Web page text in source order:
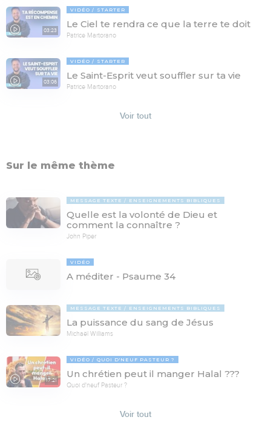
03:23
VIDÉO STARTER
Le Ciel te rendra ce que la terre te doit
Patrice Martorano
03:06
VIDÉO STARTER
Le Saint-Esprit veut souffler sur ta vie
Patrice Martorano
Voir tout
Sur le même thème
MESSAGE TEXTE ENSEIGNEMENTS BIBLIQUES
Quelle est la volonté de Dieu et
comment la connaître ?
John Piper
VIDÉO
A méditer - Psaume 34
MESSAGE TEXTE ENSEIGNEMENTS BIBLIQUES
La puissance du sang de Jésus
Michaël Williams
17:21
VIDÉO QUOI D'NEUF PASTEUR ?
Un chrétien peut il manger Halal ???
Quoi d'neuf Pasteur ?
Voir tout